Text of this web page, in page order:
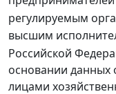
регулируемым
высшим
Российской
основании данных
лицами